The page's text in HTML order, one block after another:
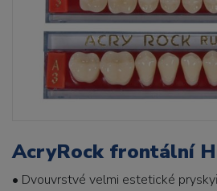
AcryRock frontální H
• Dvouvrstvé velmi estetické